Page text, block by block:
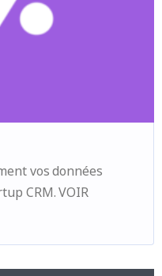
vos données
CRM. VOIR